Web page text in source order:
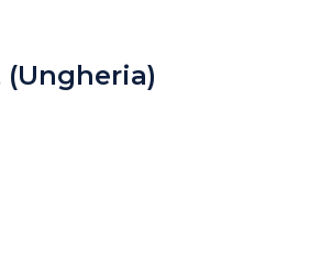
(Ungheria)